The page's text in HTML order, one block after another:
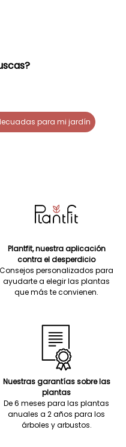
para mi jardín
Plantfit, nuestra aplicación
contra el desperdicio
Consejos personalizados para
ayudarte a elegir las plantas
que más te convienen.
Nuestras garantías sobre las
plantas
De 6 meses para las plantas
anuales a 2 años para los
árboles y arbustos.